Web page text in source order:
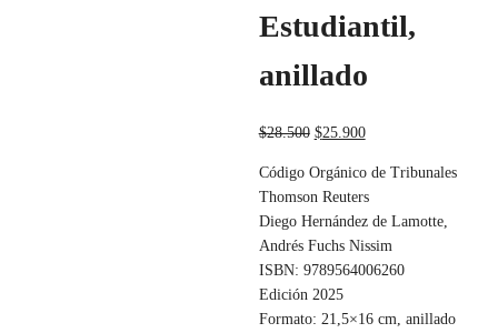
Estudiantil,
anillado
$28.500 El
original
era:
$28.500.
$25.900El
actual
es:
$25.900.
Código Orgánico de Tribunales
Thomson Reuters
Diego Hernández de Lamotte,
Andrés Fuchs Nissim
ISBN: 9789564006260
Edición 2025
Formato: 21,5×16 cm, anillado